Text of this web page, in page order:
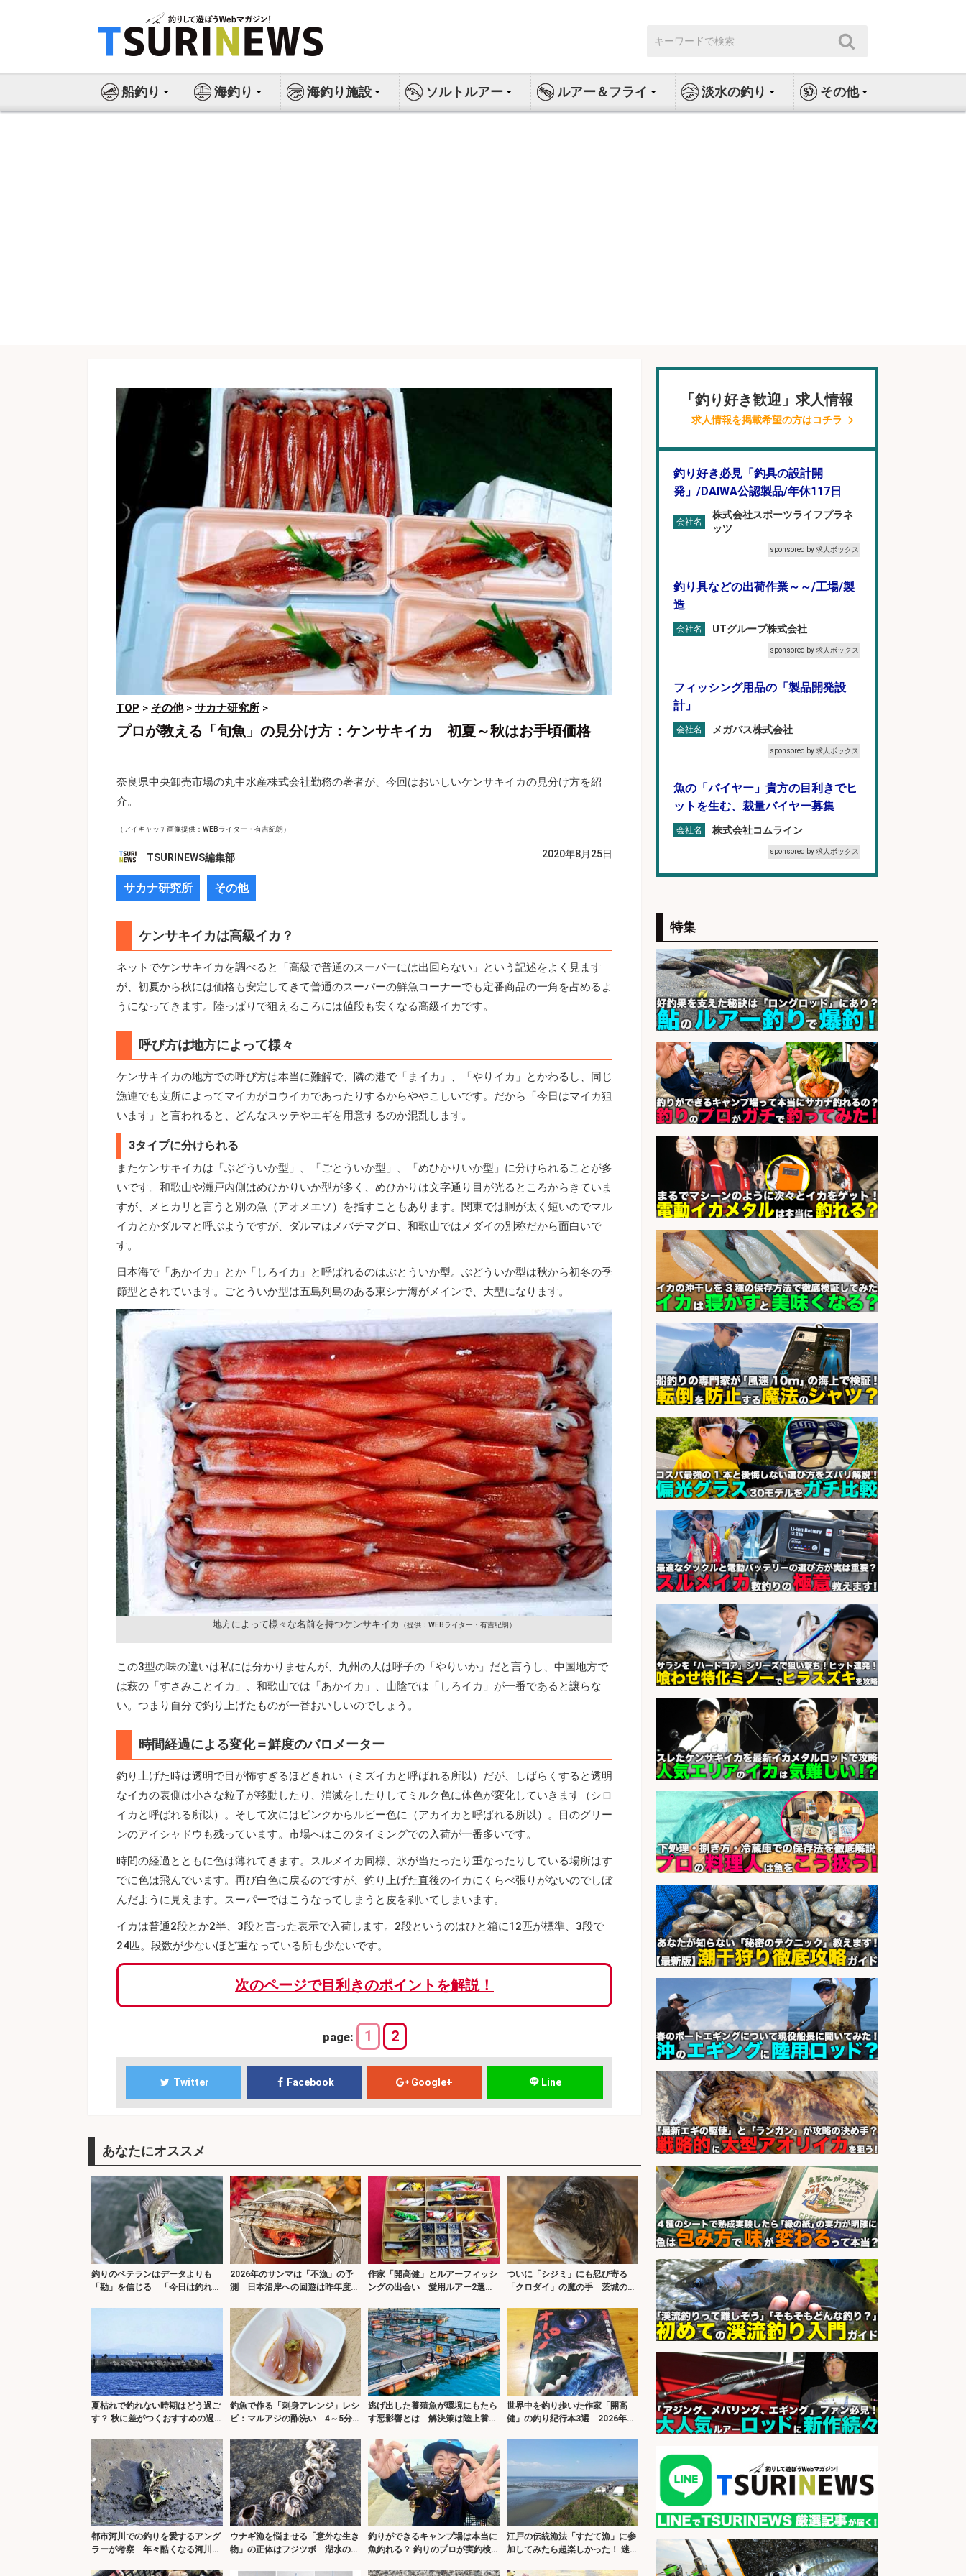
ス
索:
船釣り 海釣り 海釣り施設 ソルトルアー ルアー＆フライ 淡水の釣り その他
TOP > その他> サカナ研究所 >
プロが教える「旬魚」の見分け方：ケンサキイカ 初夏～秋はお手頃価格
奈良県中央卸売市場の丸中水産株式会社勤務の著者が、今回はおいしいケンサキイカの見分け方を紹
介。
（アイキャッチ画像提供：WEBライター・有吉紀朗）
TSURINEWS編集部 2020年8月25日
サカナ研究所 その他
ケンサキイカは高級イカ？
ネットでケンサキイカを調べると「高級で普通のスーパーには出回らない」という記述をよく見ます
が、初夏から秋には価格も安定してきて普通のスーパーの鮮魚コーナーでも定番商品の一角を占めるよ
うになってきます。陸っぱりで狙えるころには値段も安くなる高級イカです。
呼び方は地方によって様々
ケンサキイカの地方での呼び方は本当に難解で、隣の港で「まイカ」、「やりイカ」とかわるし、同じ
漁連でも支所によってマイカがコウイカであったりするからややこしいです。だから「今日はマイカ狙
います」と言われると、どんなスッテやエギを用意するのか混乱します。
3タイプに分けられる
またケンサキイカは「ぶどういか型」、「ごとういか型」、「めひかりいか型」に分けられることが多
いです。和歌山や瀬戸内側はめひかりいか型が多く、めひかりは文字通り目が光るところからきていま
すが、メヒカリと言うと別の魚（アオメエソ）を指すこともあります。関東では胴が太く短いのでマル
イカとかダルマと呼ぶようですが、ダルマはメバチマグロ、和歌山ではメダイの別称だから面白いで
す。
日本海で「あかイカ」とか「しろイカ」と呼ばれるのはぶとういか型。ぶどういか型は秋から初冬の季
節型とされています。ごとういか型は五島列島のある東シナ海がメインで、大型になります。
地方によって様々な名前を持つケンサキイカ （提供：WEBライター・有吉紀朗）
この3型の味の違いは私には分かりませんが、九州の人は呼子の「やりいか」だと言うし、中国地方で
は萩の「すさみことイカ」、和歌山では「あかイカ」、山陰では「しろイカ」が一番であると譲らな
い。つまり自分で釣り上げたものが一番おいしいのでしょう。
時間経過による変化＝鮮度のバロメーター
釣り上げた時は透明で目が怖すぎるほどきれい（ミズイカと呼ばれる所以）だが、しばらくすると透明
なイカの表側は小さな粒子が移動したり、消滅をしたりしてミルク色に体色が変化していきます（シロ
イカと呼ばれる所以）。そして次にはピンクからルビー色に（アカイカと呼ばれる所以）。目のグリー
ンのアイシャドウも残っています。市場へはこのタイミングでの入荷が一番多いです。
時間の経過とともに色は薄れてきます。スルメイカ同様、氷が当たったり重なったりしている場所はす
でに色は飛んでいます。再び白色に戻るのですが、釣り上げた直後のイカにくらべ張りがないのでしぼ
んだように見えます。スーパーではこうなってしまうと皮を剥いてしまいます。
イカは普通2段とか2半、3段と言った表示で入荷します。2段というのはひと箱に12匹が標準、3段で
24匹。段数が少ないほど重なっている所も少ないです。
次のページで目利きのポイントを解説！
page: 1 2
Twitter Facebook Google+ Line
あなたにオススメ
釣りのベテランはデータよりも
「勘」を信じる 「今日は釣れそ
2026年のサンマは「不漁」の予
測 日本沿岸への回遊は昨年度の
作家「開高健」とルアーフィッシ
ングの出会い 愛用ルアー2選も
ついに「シジミ」にも忍び寄る
「クロダイ」の魔の手 茨城の名
夏枯れで釣れない時期はどう過ご
す？ 秋に差がつくおすすめの過
釣魚で作る「刺身アレンジ」レシ
ピ：マルアジの酢洗い 4～5分漬
逃げ出した養殖魚が環境にもたら
す悪影響とは 解決策は陸上養殖
世界中を釣り歩いた作家「開高
健」の釣り紀行本3選 2026年は
都市河川での釣りを愛するアング
ラーが考察 年々酷くなる河川の
ウナギ漁を悩ませる「意外な生き
物」の正体はフジツボ 湖水の塩
釣りができるキャンプ場は本当に
魚釣れる？ 釣りのプロが実釣検
江戸の伝統漁法「すだて漁」に参
加してみたら超楽しかった！ 迷
「釣り好き歓迎」求人情報
求人情報を掲載希望の方はコチラ
釣り好き必見「釣具の設計開
発」/DAIWA公認製品/年休117日
会社名
株式会社スポーツライフプラネ
ッツ
sponsored by 求人ボックス
釣り具などの出荷作業～～/工場/製
造
会社名 UTグループ株式会社
sponsored by 求人ボックス
フィッシング用品の「製品開発設
計」
会社名 メガバス株式会社
sponsored by 求人ボックス
魚の「バイヤー」貴方の目利きでヒ
ットを生む、裁量バイヤー募集
会社名 株式会社コムライン
sponsored by 求人ボックス
会社名
sponsored by 求人ボックス
魚の調理経験が活かせる「鮮魚加
工/食品工場スタッフ」
会社名 株式会社松屋フーズ
sponsored by 求人ボックス
人材紹介事業責任者候補/飲食業界
向けSaaS企業「魚ぽち」/東証グロ
ース市場上場
会社名 株式会社フーディソン
sponsored by 求人ボックス
「魚の養殖に関するプロジェクト 」
試験実験業務/総合メーカーでのお
仕事です
会社名
株式会社スタッフサービス エン
ジニアガイド
sponsored by 求人ボックス
EC事業責任者候補/飲食業界向け
SaaS企業「魚ぽち」/東証グロース
市場上場
会社名 株式会社フーディソン
sponsored by 求人ボックス
魚をさばける方必見「鮮魚部門スタ
ッフ」/3つの働き方が選べる
会社名 株式会社旬
sponsored by 求人ボックス
さらに求人情報を見る
特集